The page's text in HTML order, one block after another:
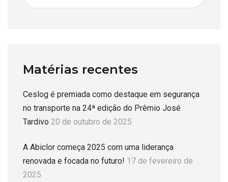
Matérias recentes
Ceslog é premiada como destaque em segurança
no transporte na 24ª edição do Prêmio José
Tardivo 20 de outubro de 2025
A Abiclor começa 2025 com uma liderança
renovada e focada no futuro! 17 de fevereiro de
2025